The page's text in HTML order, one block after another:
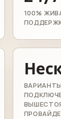
100%
ВАРИАНТЫ